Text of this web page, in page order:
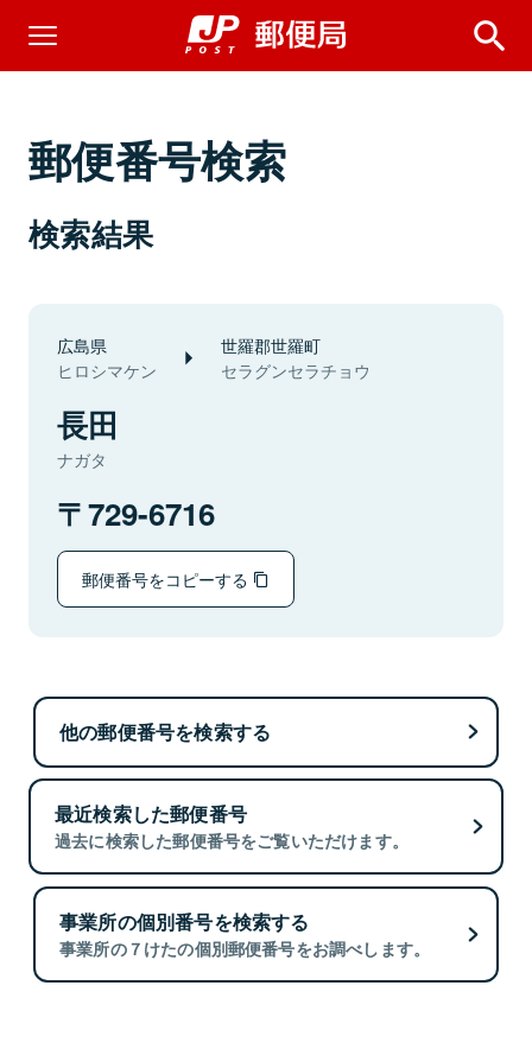
郵便番号検索
検索結果
広島県
ヒロシマケン
世羅郡世羅町
セラグンセラチョウ
長田
ナガタ
729-6716
郵便番号をコピーする
他の郵便番号を検索する
最近検索した郵便番号
過去に検索した郵便番号をご覧いただけます。
事業所の個別番号を検索する
事業所の７けたの個別郵便番号をお調べします。